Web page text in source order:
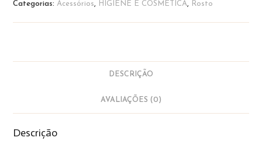
Categorias:Acessórios, HIGIENE E COSMÉTICA, Rosto
DESCRIÇÃO
AVALIAÇÕES (0)
Descrição